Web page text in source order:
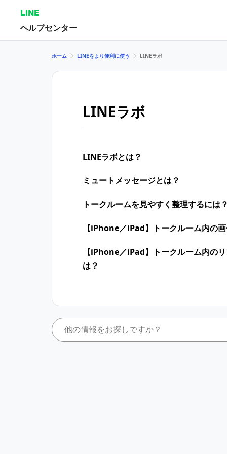
LINE
ヘルプセンター
ホーム LINEをより便利に使う LINEラボ
LINEラボ
LINEラボとは？
ミュートメッセージとは？
トークルームを見やすく整理するには
【iPhone／iPad】トークルーム内の
【iPhone／iPad】トークルーム内の
は？